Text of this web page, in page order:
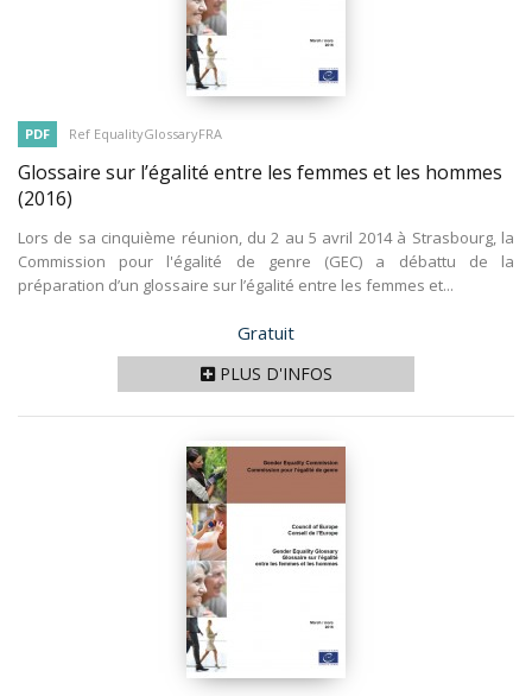
PDF Ref EqualityGlossaryFRA
Glossaire sur l’égalité entre les femmes et les hommes
(2016)
Lors de sa cinquième réunion, du 2 au 5 avril 2014 à Strasbourg, la
Commission pour l'égalité de genre (GEC) a débattu de la
préparation d’un glossaire sur l’égalité entre les femmes et...
Prix
Gratuit
PLUS D'INFOS